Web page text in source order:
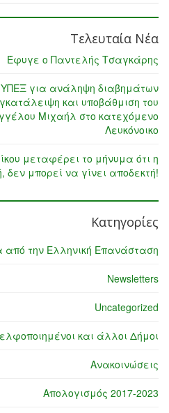
Τελευταία Νέα
Έφυγε ο Παντελής Τσαγκάρης
ΥΠΕΞ για ανάληψη διαβημάτων
και υποβάθμιση του
Μιχαήλ στο κατεχόμενο
Λευκόνοικο
μεταφέρει το μήνυμα ότι η
δεν μπορεί να γίνει αποδεκτή!
Κατηγορίες
από την Ελληνική Επανάσταση
Newsletters
Uncategorized
και άλλοι Δήμοι
Ανακοινώσεις
Απολογισμός 2017-2023